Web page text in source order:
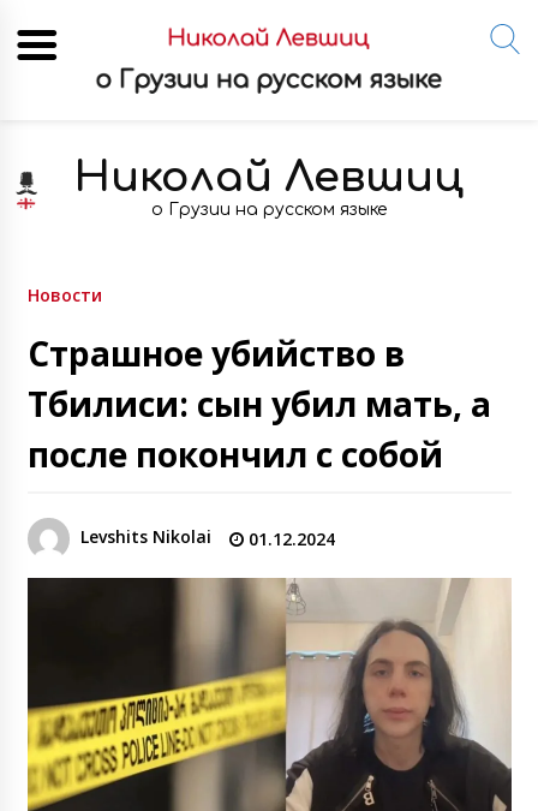
content
Николай Левшиц
о Грузии на русском языке
Новости
Страшное убийство в
Тбилиси: сын убил мать, а
после покончил с собой
Levshits Nikolai 01.12.2024